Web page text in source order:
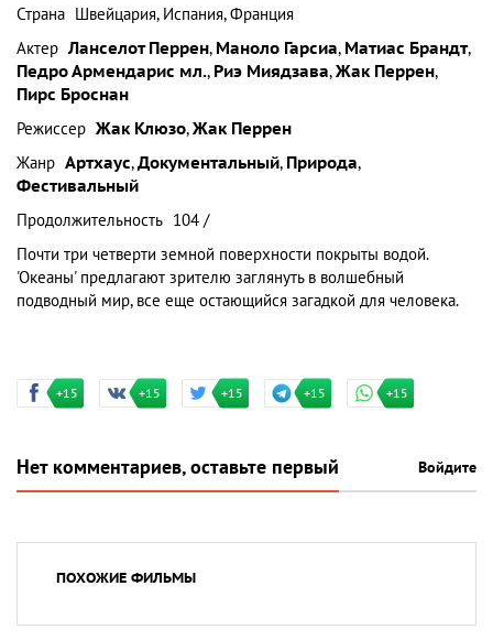
Страна Швейцария, Испания, Франция
Актер Ланселот Перрен, Маноло Гарсиа, Матиас Брандт,
Педро Армендарис мл., Риэ Миядзава,Жак Перрен,
Пирс Броснан
Режиссер Жак Клюзо,Жак Перрен
Жанр Артхаус,Документальный, Природа,
Фестивальный
Продолжительность 104 /
Почти три четверти земной поверхности покрыты водой.
'Океаны' предлагают зрителю заглянуть в волшебный
подводный мир, все еще остающийся загадкой для человека.
+15 +15 +15 +15 +15
Нет комментариев, оставьте первый Войдите
ПОХОЖИЕ ФИЛЬМЫ